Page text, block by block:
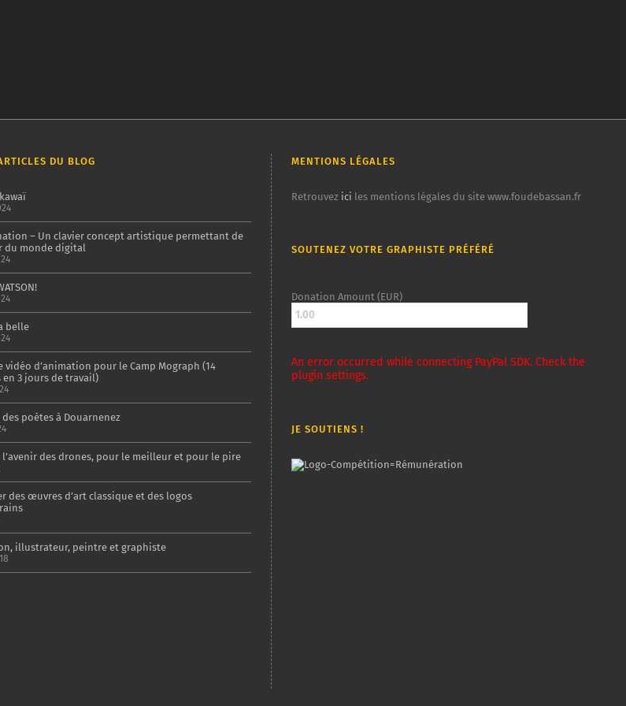
DU BLOG
– Un clavier concept artistique permettant de
du monde digital
belle
vidéo d’animation pour le Camp Mograph (14
en 3 jours de travail)
poètes à Douarnenez
l’avenir des drones, pour le meilleur et pour le pire
des œuvres d’art classique et des logos
illustrateur, peintre et graphiste
MENTIONS LÉGALES
Retrouvez ici les mentions légales du site www.foudebassan.fr
SOUTENEZ VOTRE GRAPHISTE PRÉFÉRÉ
Donation Amount (EUR)
An error occurred while connecting PayPal SDK. Check the
plugin settings.
JE SOUTIENS !